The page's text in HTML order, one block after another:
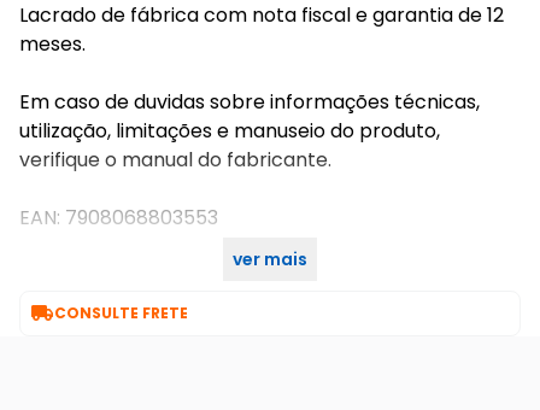
Lacrado de fábrica com nota fiscal e garantia de 12
meses.
Em caso de duvidas sobre informações técnicas,
utilização, limitações e manuseio do produto,
verifique o manual do fabricante.
EAN: 7908068803553
ver mais
CONSULTE FRETE